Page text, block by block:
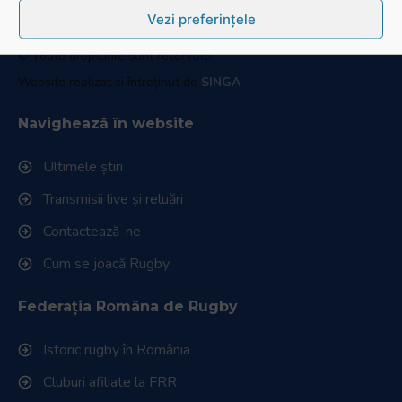
Vezi preferințele
Fax: 031.1000.400
© Toate drepturile sunt rezervate.
Website realizat și întreținut de SINGA
Navighează în website
Ultimele știri
Transmisii live și reluări
Contactează-ne
Cum se joacă Rugby
Federația Româna de Rugby
Istoric rugby în România
Cluburi afiliate la FRR